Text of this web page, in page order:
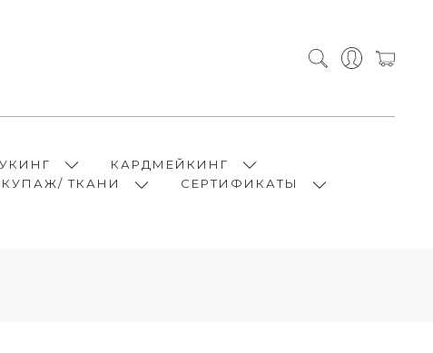
КАРДМЕЙКИНГ
ТКАНИ
СЕРТИФИКАТЫ